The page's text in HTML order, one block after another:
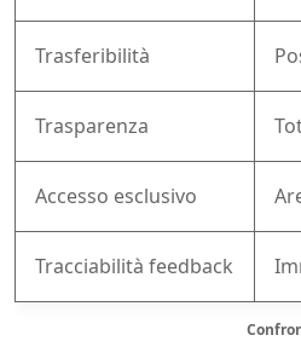
Trasferibilità
Trasparenza
Accesso esclusivo
Tracciabilità feedback